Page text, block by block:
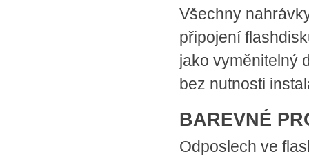
Všechny
připojení
jako vyměnitelný
bez nutnosti
BAREVNÉ
Odposlech ve